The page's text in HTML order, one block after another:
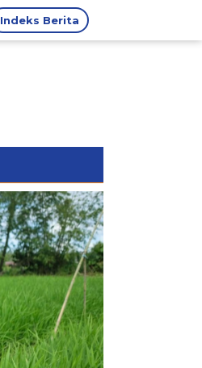
Indeks Berita